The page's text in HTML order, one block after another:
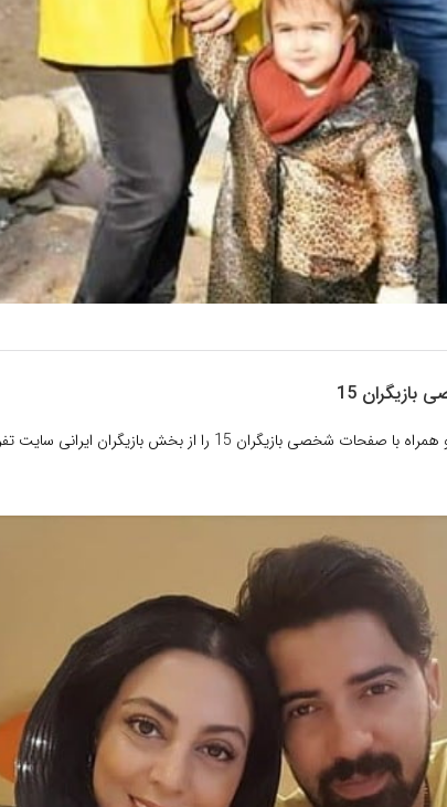
15
عکسهای زیبا از هنرمندان و همراه با صفحات شخصی بازیگران 15 را از بخش